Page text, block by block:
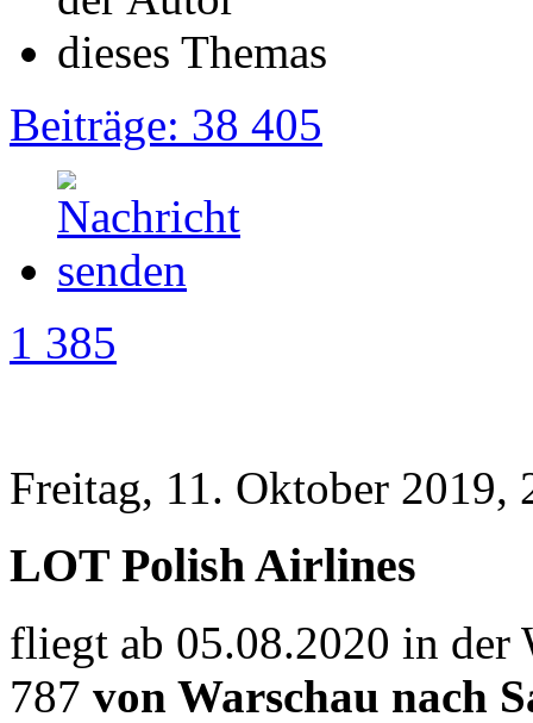
Beiträge: 38 405
1 385
Freitag, 11. Oktober 2019,
LOT Polish Airlines
fliegt ab 05.08.2020 in der
787 von Warschau nach